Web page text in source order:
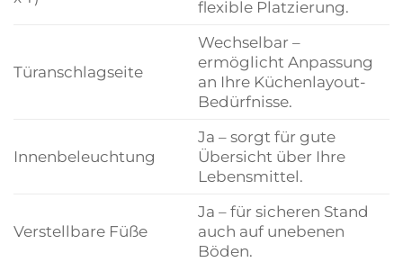
flexible Platzierung.
Türanschlagseite
Wechselbar –
ermöglicht Anpassung
an Ihre Küchenlayout-
Bedürfnisse.
Innenbeleuchtung
Ja – sorgt für gute
Übersicht über Ihre
Lebensmittel.
Verstellbare Füße
Ja – für sicheren Stand
auch auf unebenen
Böden.